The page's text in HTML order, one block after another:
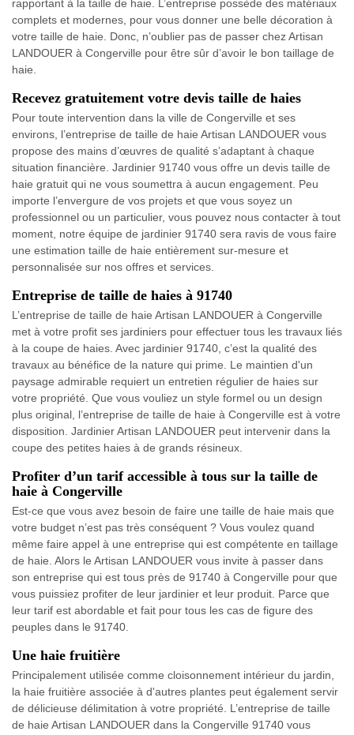
rapportant à la taille de haie. L’entreprise possède des matériaux
complets et modernes, pour vous donner une belle décoration à
votre taille de haie. Donc, n’oublier pas de passer chez Artisan
LANDOUER à Congerville pour être sûr d’avoir le bon taillage de
haie.
Recevez gratuitement votre devis taille de haies
Pour toute intervention dans la ville de Congerville et ses
environs, l’entreprise de taille de haie Artisan LANDOUER vous
propose des mains d’œuvres de qualité s’adaptant à chaque
situation financière. Jardinier 91740 vous offre un devis taille de
haie gratuit qui ne vous soumettra à aucun engagement. Peu
importe l’envergure de vos projets et que vous soyez un
professionnel ou un particulier, vous pouvez nous contacter à tout
moment, notre équipe de jardinier 91740 sera ravis de vous faire
une estimation taille de haie entièrement sur-mesure et
personnalisée sur nos offres et services.
Entreprise de taille de haies à 91740
L’entreprise de taille de haie Artisan LANDOUER à Congerville
met à votre profit ses jardiniers pour effectuer tous les travaux liés
à la coupe de haies. Avec jardinier 91740, c’est la qualité des
travaux au bénéfice de la nature qui prime. Le maintien d'un
paysage admirable requiert un entretien régulier de haies sur
votre propriété. Que vous vouliez un style formel ou un design
plus original, l’entreprise de taille de haie à Congerville est à votre
disposition. Jardinier Artisan LANDOUER peut intervenir dans la
coupe des petites haies à de grands résineux.
Profiter d’un tarif accessible à tous sur la taille de
haie à Congerville
Est-ce que vous avez besoin de faire une taille de haie mais que
votre budget n’est pas très conséquent ? Vous voulez quand
même faire appel à une entreprise qui est compétente en taillage
de haie. Alors le Artisan LANDOUER vous invite à passer dans
son entreprise qui est tous près de 91740 à Congerville pour que
vous puissiez profiter de leur jardinier et leur produit. Parce que
leur tarif est abordable et fait pour tous les cas de figure des
peuples dans le 91740.
Une haie fruitière
Principalement utilisée comme cloisonnement intérieur du jardin,
la haie fruitière associée à d'autres plantes peut également servir
de délicieuse délimitation à votre propriété. L’entreprise de taille
de haie Artisan LANDOUER dans la Congerville 91740 vous